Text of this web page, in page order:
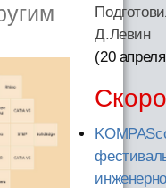
Д.Левин
(20
Скоро